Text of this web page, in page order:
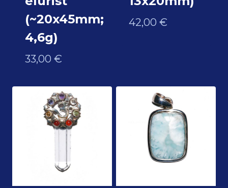
(~20x45mm;
4,6g)
33,00 €
42,00 €